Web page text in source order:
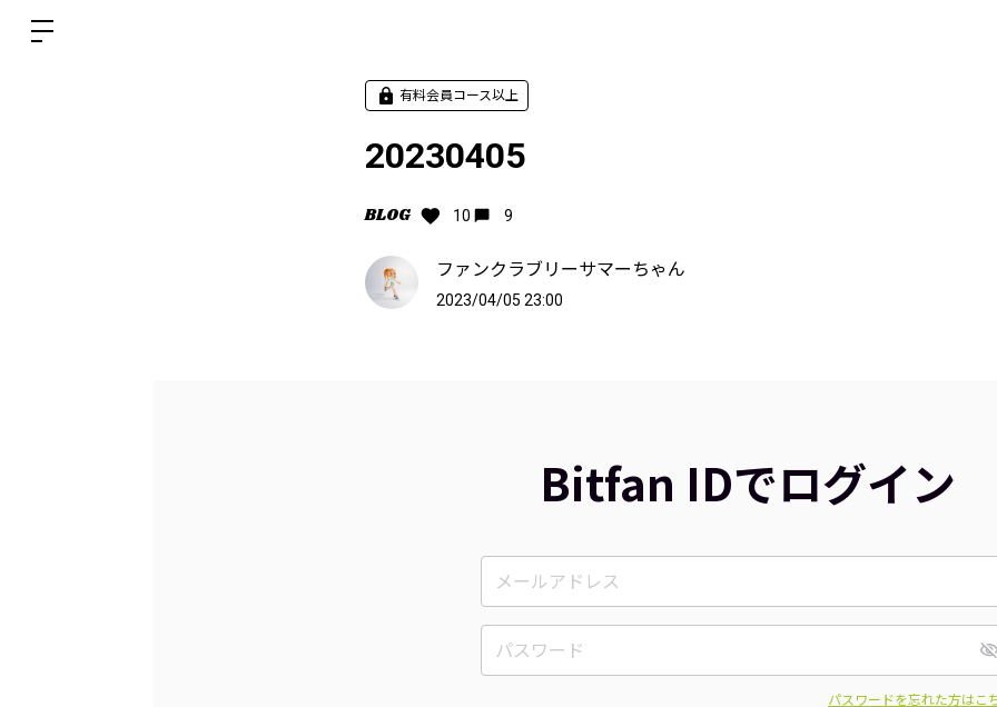
有料会員コース以上
20230405
BLOG 10 9
ファンクラブリーサマーちゃん
2023/04/05 23:00
Bitfan IDでログイン
パスワードを忘れた方はこ